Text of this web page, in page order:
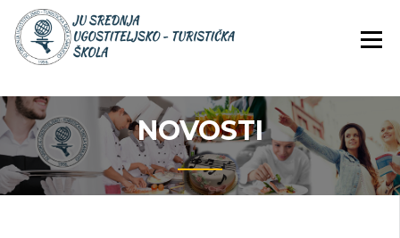
Skip
content
JU SREDNJA
NOVOSTI